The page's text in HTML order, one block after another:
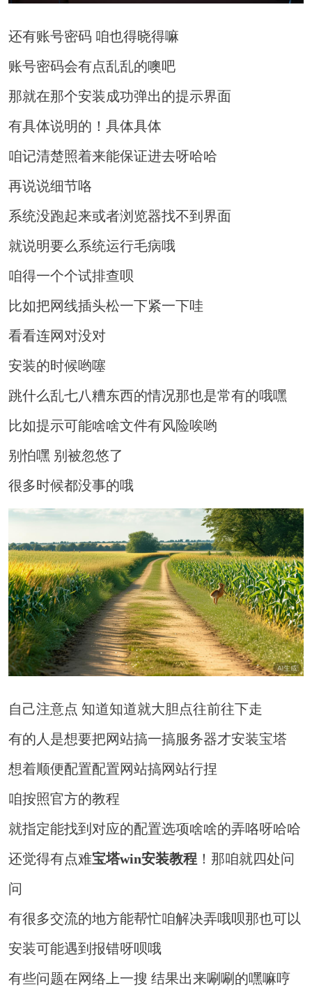
还有账号密码 咱也得晓得嘛
账号密码会有点乱乱的噢吧
那就在那个安装成功弹出的提示界面
有具体说明的！具体具体
咱记清楚照着来能保证进去呀哈哈
再说说细节咯
系统没跑起来或者浏览器找不到界面
就说明要么系统运行毛病哦
咱得一个个试排查呗
比如把网线插头松一下紧一下哇
看看连网对没对
安装的时候哟噻
跳什么乱七八糟东西的情况那也是常有的哦嘿
比如提示可能啥啥文件有风险唉哟
别怕嘿 别被忽悠了
很多时候都没事的哦
自己注意点 知道知道就大胆点往前往下走
有的人是想要把网站搞一搞服务器才安装宝塔
想着顺便配置配置网站搞网站行捏
咱按照官方的教程
就指定能找到对应的配置选项啥啥的弄咯呀哈哈
还觉得有点难宝塔win安装教程 ！那咱就四处问
问
有很多交流的地方能帮忙咱解决弄哦呗那也可以
安装可能遇到报错呀呗哦
有些问题在网络上一搜 结果出来唰唰的嘿嘛哼